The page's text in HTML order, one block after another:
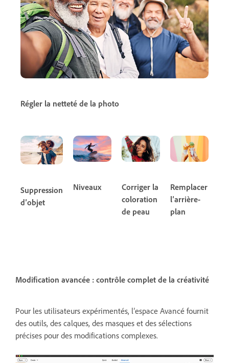
Régler la netteté de la photo
Suppression
d’objet
Niveaux
Corriger la
coloration
de peau
Remplacer
l’arrière-
plan
Modification avancée : contrôle complet de la créativité
Pour les utilisateurs expérimentés, l’espace Avancé fournit
des outils, des calques, des masques et des sélections
précises pour des modifications complexes.